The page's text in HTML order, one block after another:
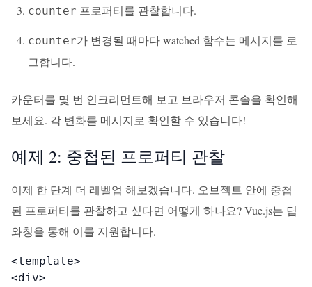
counter 프로퍼티를 관찰합니다.
counter가 변경될 때마다 watched 함수는 메시지를 로
그합니다.
카운터를 몇 번 인크리먼트해 보고 브라우저 콘솔을 확인해
보세요. 각 변화를 메시지로 확인할 수 있습니다!
예제 2: 중첩된 프로퍼티 관찰
이제 한 단계 더 레벨업 해보겠습니다. 오브젝트 안에 중첩
된 프로퍼티를 관찰하고 싶다면 어떻게 하나요? Vue.js는 딥
와칭을 통해 이를 지원합니다.
<template>
<div>